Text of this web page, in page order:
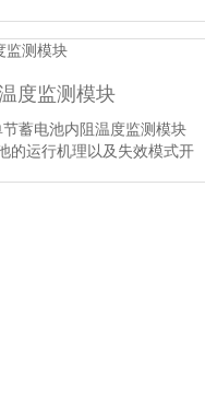
汽车，高尔夫球车，火车，
行电池品质管理；试验室电
配备仪表。&nbs …【详
度监测模块
节蓄电池内阻温度监测模块
的运行机理以及失效模式开